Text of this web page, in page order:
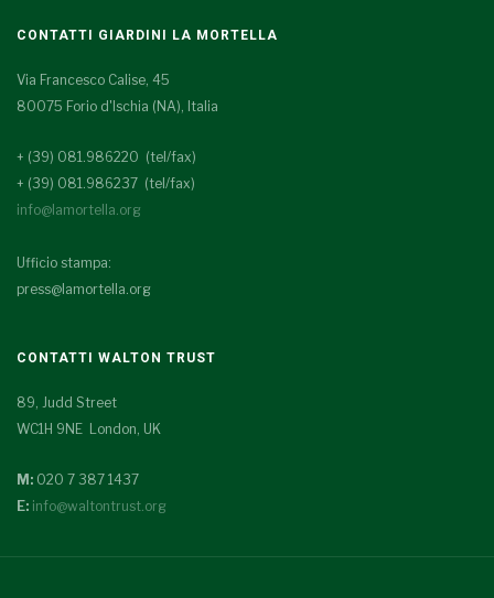
CONTATTI GIARDINI LA MORTELLA
Via Francesco Calise, 45
80075 Forio d'Ischia (NA), Italia
+ (39) 081.986220 (tel/fax)
+ (39) 081.986237 (tel/fax)
info@lamortella.org
Ufficio stampa:
press@lamortella.org
CONTATTI WALTON TRUST
89, Judd Street
WC1H 9NE London, UK
M: 020 7 387 1437
E: info@waltontrust.org